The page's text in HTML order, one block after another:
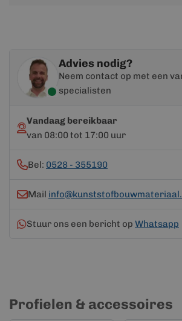
Advies nodig?
Neem contact op met een
specialisten
Vandaag bereikbaar
van 08:00 tot 17:00 uur
Bel: 0528 - 355190
Mail
Stuur ons een bericht op Whatsapp
Profielen & accessoires